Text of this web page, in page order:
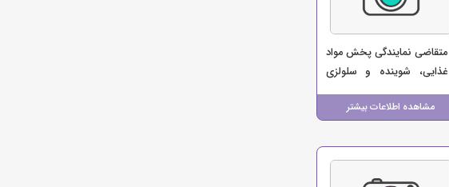
مشاهده اطلاعات بیشتر
متقاضی نمایندگی پخش مواد
غذایی، شوینده و سلولزی
(پخش خشکبار و مواد غذایی
حاصلی)